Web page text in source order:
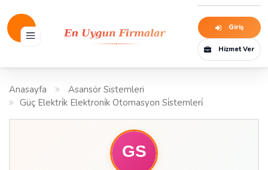
Giriş
Hizmet Ver
Anasayfa
Asansör Sistemleri
Güç Elektri̇k Elektroni̇k Otomasyon Si̇stemleri̇